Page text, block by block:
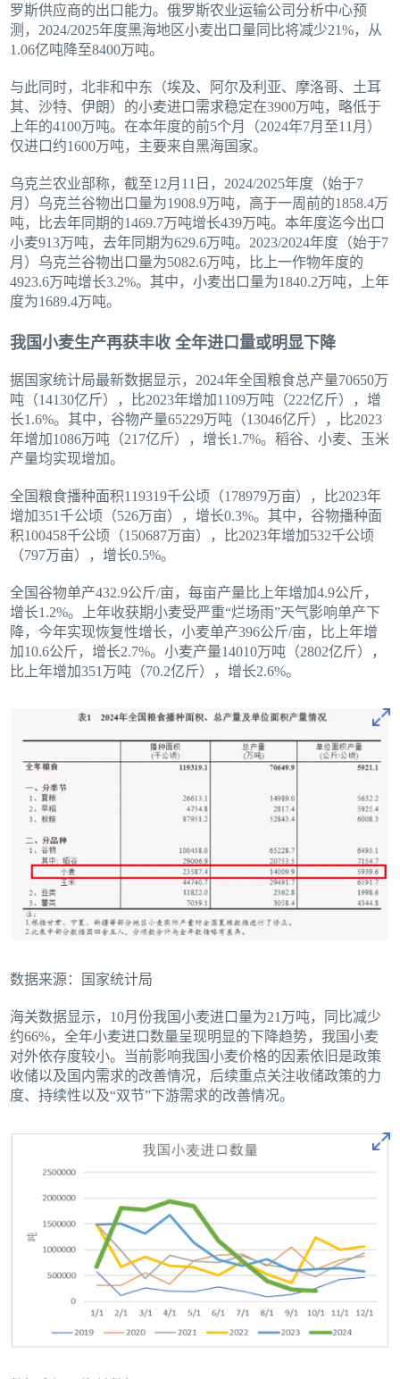
罗斯供应商的出口能力。俄罗斯农业运输公司分析中心预
测，2024/2025年度黑海地区小麦出口量同比将减少21%，从
1.06亿吨降至8400万吨。
与此同时，北非和中东（埃及、阿尔及利亚、摩洛哥、土耳
其、沙特、伊朗）的小麦进口需求稳定在3900万吨，略低于
上年的4100万吨。在本年度的前5个月（2024年7月至11月）
仅进口约1600万吨，主要来自黑海国家。
乌克兰农业部称，截至12月11日，2024/2025年度（始于7
月）乌克兰谷物出口量为1908.9万吨，高于一周前的1858.4万
吨，比去年同期的1469.7万吨增长439万吨。本年度迄今出口
小麦913万吨，去年同期为629.6万吨。2023/2024年度（始于7
月）乌克兰谷物出口量为5082.6万吨，比上一作物年度的
4923.6万吨增长3.2%。其中，小麦出口量为1840.2万吨，上年
度为1689.4万吨。
我国小麦生产再获丰收 全年进口量或明显下降
据国家统计局最新数据显示，2024年全国粮食总产量70650万
吨（14130亿斤），比2023年增加1109万吨（222亿斤），增
长1.6%。其中，谷物产量65229万吨（13046亿斤），比2023
年增加1086万吨（217亿斤），增长1.7%。稻谷、小麦、玉米
产量均实现增加。
全国粮食播种面积119319千公顷（178979万亩），比2023年
增加351千公顷（526万亩），增长0.3%。其中，谷物播种面
积100458千公顷（150687万亩），比2023年增加532千公顷
（797万亩），增长0.5%。
全国谷物单产432.9公斤/亩，每亩产量比上年增加4.9公斤，
增长1.2%。上年收获期小麦受严重“烂场雨”天气影响单产下
降，今年实现恢复性增长，小麦单产396公斤/亩，比上年增
加10.6公斤，增长2.7%。小麦产量14010万吨（2802亿斤），
比上年增加351万吨（70.2亿斤），增长2.6%。
数据来源：国家统计局
海关数据显示，10月份我国小麦进口量为21万吨，同比减少
约66%，全年小麦进口数量呈现明显的下降趋势，我国小麦
对外依存度较小。当前影响我国小麦价格的因素依旧是政策
收储以及国内需求的改善情况，后续重点关注收储政策的力
度、持续性以及“双节”下游需求的改善情况。